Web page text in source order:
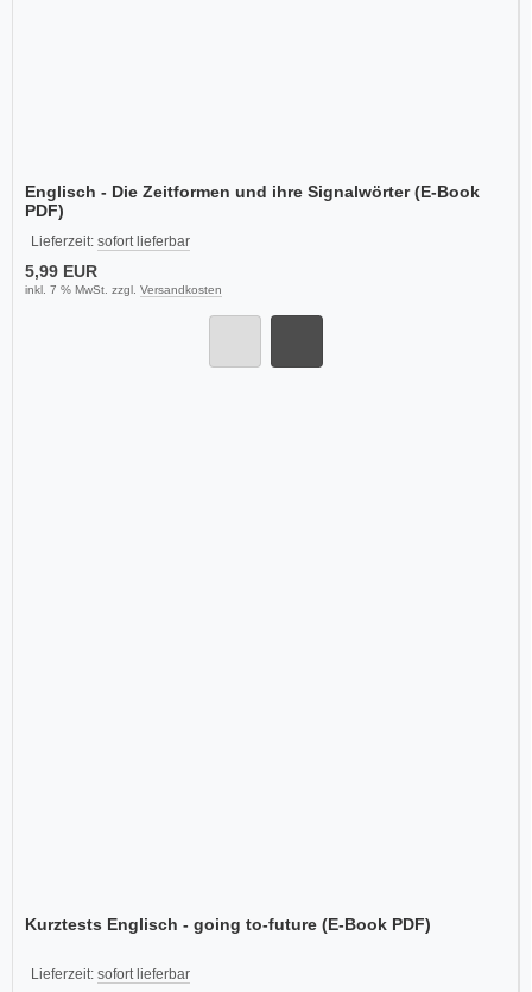
Englisch - Die Zeitformen und ihre Signalwörter (E-Book
PDF)
Lieferzeit: sofort lieferbar
5,99 EUR
inkl. 7 % MwSt. zzgl. Versandkosten
Kurztests Englisch - going to-future (E-Book PDF)
Lieferzeit: sofort lieferbar